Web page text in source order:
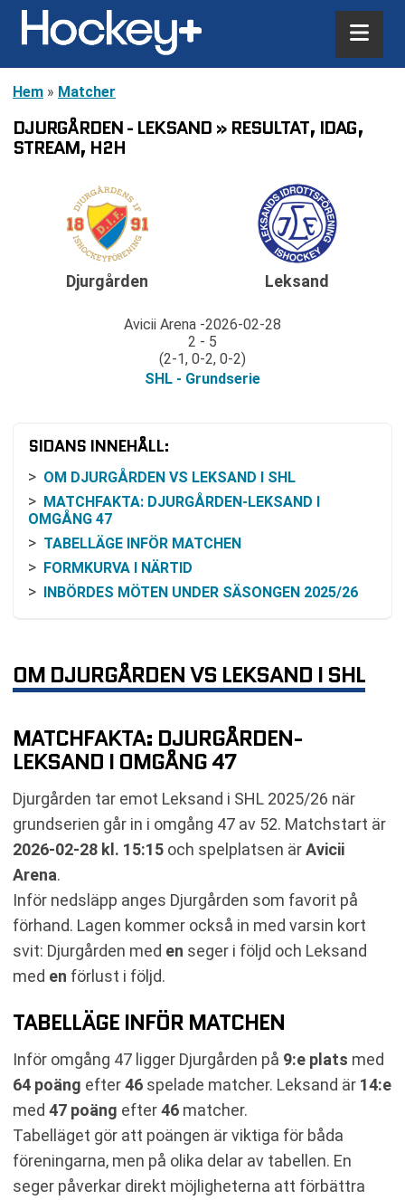
Hem » Matcher
DJURGÅRDEN - LEKSAND » RESULTAT, IDAG,
STREAM, H2H
Djurgården
Avicii Arena 2026-02-28
2 - 5
(2-1, 0-2, 0-2)
SHL - Grundserie
Leksand
SIDANS INNEHÅLL:
OM DJURGÅRDEN VS LEKSAND I SHL
MATCHFAKTA: DJURGÅRDEN-LEKSAND I
OMGÅNG 47
TABELLÄGE INFÖR MATCHEN
FORMKURVA I NÄRTID
INBÖRDES MÖTEN UNDER SÄSONGEN 2025/26
KOMMANDE MATCHER EFTER OMGÅNG 47
TABELL
KOMMANDE MATCHER DJURGÅRDEN
RELATERADE NYHETER
OM DJURGÅRDEN VS LEKSAND I SHL
MATCHFAKTA: DJURGÅRDEN-
LEKSAND I OMGÅNG 47
Djurgården tar emot Leksand i SHL 2025/26 när
grundserien går in i omgång 47 av 52. Matchstart är
2026-02-28 kl. 15:15 och spelplatsen ärAvicii
Arena.
Inför nedsläpp anges Djurgården som favorit på
förhand. Lagen kommer också in med varsin kort
svit: Djurgården med en seger i följd och Leksand
med en förlust i följd.
TABELLÄGE INFÖR MATCHEN
Inför omgång 47 ligger Djurgården på 9:e plats med
64 poäng efter46 spelade matcher. Leksand är 14:e
med 47 poäng efter46 matcher.
Tabelläget gör att poängen är viktiga för båda
föreningarna, men på olika delar av tabellen. En
seger påverkar direkt möjligheterna att förbättra